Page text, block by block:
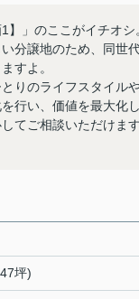
1】」のここがイチオ
分譲地のため、同世
すよ。
りのライフスタイル
行い、価値を最大化し
てご相談いただけま
坪)